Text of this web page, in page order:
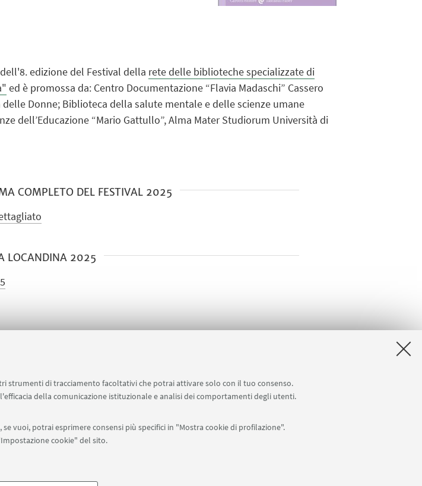
strumenti di tracciamento facoltativi che potrai attivare solo con il tuo consenso.
della comunicazione istituzionale e analisi dei comportamenti degli utenti.
vuoi, potrai esprimere consensi più specifici in "Mostra cookie di profilazione".
cookie" del sito.
edizione del Festival della rete delle biblioteche specializzate di
ed è promossa da: Centro Documentazione “Flavia Madaschi” Cassero
delle Donne; Biblioteca della salute mentale e delle scienze umane
dell’Educazione “Mario Gattullo”, Alma Mater Studiorum Università di
COMPLETO DEL FESTIVAL 2025
LOCANDINA 2025
UNIBO SU: